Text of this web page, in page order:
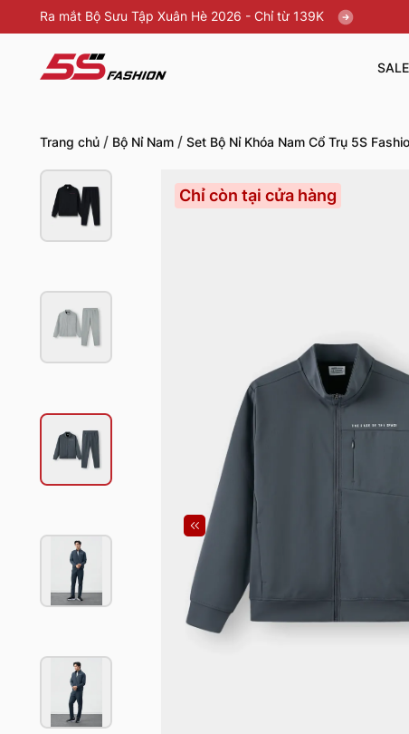
Ra mắt Bộ Sưu Tập Xuân Hè 2026 - Chỉ từ 139K
SALE
Trang chủ / Bộ Nỉ Nam / Set Bộ Nỉ Khóa Nam Cổ Trụ 5S
Chỉ còn tại cửa hàng